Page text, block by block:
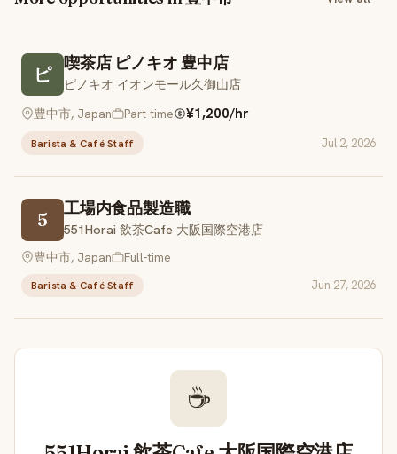
ピ
喫茶店 ピノキオ 豊中店
ピノキオ イオンモール久御山店
豊中市, Japan
Part-time ¥1,200/hr
Barista & Café Staff Jul 2, 2026
5
工場内食品製造職
551Horai 飲茶Cafe 大阪国際空港店
豊中市, Japan
Full-time
Barista & Café Staff Jun 27, 2026
☕